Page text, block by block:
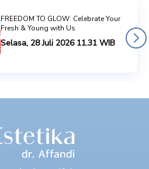
FREEDOM TO GLOW: Celebrate Your
Fresh & Young with Us
Selasa, 28 Juli 2026 11.31 WIB